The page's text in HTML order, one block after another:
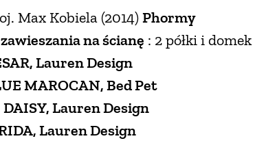
Max Kobiela (2014)Phormy
na ścianę : 2 półki i
Lauren Design
MAROCAN, Bed Pet
DAISY, Lauren Design
Lauren Design